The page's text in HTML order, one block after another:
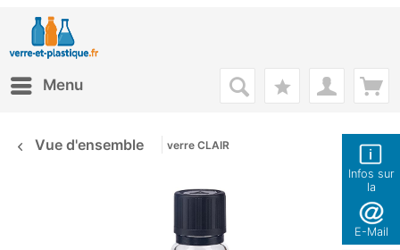
Infos sur
la
boutique
E-Mail
Menu
Vue d'ensemble verre CLAIR